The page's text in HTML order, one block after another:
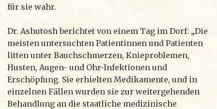
für sie wahr.
Dr. Ashutosh berichtet von einem Tag im Dorf: „Die
meisten untersuchten Patientinnen und Patienten
litten unter Bauchschmerzen, Knieproblemen,
Husten, Augen- und Ohr-Infektionen und
Erschöpfung. Sie erhielten Medikamente, und in
einzelnen Fällen wurden sie zur weitergehenden
Behandlung an die staatliche medizinische